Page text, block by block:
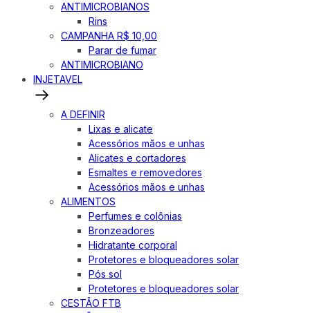
ANTIMICROBIANOS
Rins
CAMPANHA R$ 10,00
Parar de fumar
ANTIMICROBIANO
INJETAVEL
A DEFINIR
Lixas e alicate
Acessórios mãos e unhas
Alicates e cortadores
Esmaltes e removedores
Acessórios mãos e unhas
ALIMENTOS
Perfumes e colônias
Bronzeadores
Hidratante corporal
Protetores e bloqueadores solar
Pós sol
Protetores e bloqueadores solar
CESTÃO FTB